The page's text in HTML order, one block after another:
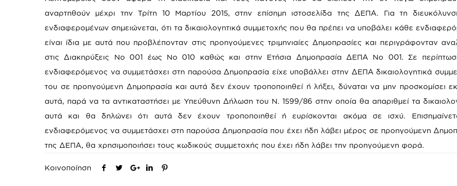
αναρτηθούν μέχρι την Τρίτη 10 Μαρτίου 2015, στην επίσημη ιστοσελίδα της ΔΕΠΑ. Για τη
ενδιαφερομένων σημειώνεται, ότι τα δικαιολογητικά συμμετοχής που θα πρέπει να υποβάλει κάθε
είναι ίδια με αυτά που προβλέπονταν στις προηγούμενες τριμηνιαίες Δημοπρασίες και περιγράφονταν
στις Διακηρύξεις Νο 001 έως Νο 010 καθώς και στην Ετήσια Δημοπρασία ΔΕΠΑ Νο 001. Σε
ενδιαφερόμενος να συμμετάσχει στη παρούσα Δημοπρασία είχε υποβάλλει στην ΔΕΠΑ δικαιολογητικά
του σε προηγούμενη Δημοπρασία και αυτά δεν έχουν τροποποιηθεί ή λήξει, δύναται να μην προσκομίσει
αυτά, παρά να τα αντικαταστήσει με Υπεύθυνη Δήλωση του Ν. 1599/86 στην οποία θα απαριθμεί τα
αυτά και θα δηλώνει ότι αυτά δεν έχουν τροποποιηθεί ή ευρίσκονται ακόμα σε ισχύ.
ενδιαφερόμενος να συμμετάσχει στη παρούσα Δημοπρασία που έχει ήδη λάβει μέρος σε προηγούμενη
της ΔΕΠΑ, θα χρησιμοποιήσει τους κωδικούς συμμετοχής που έχει ήδη λάβει την προηγούμενη φορά.
Κοινοποίηση